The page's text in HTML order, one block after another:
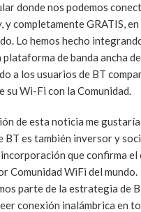
donde nos podemos
y completamente GRATIS, en
Lo hemos hecho
plataforma de banda ancha
a los usuarios de BT
su Wi-Fi con la Comunidad.
de esta noticia me gustaría
BT es también inversor y
incorporación que confirma
Comunidad WiFi del mundo.
parte de la estrategia de
conexión inalámbrica en